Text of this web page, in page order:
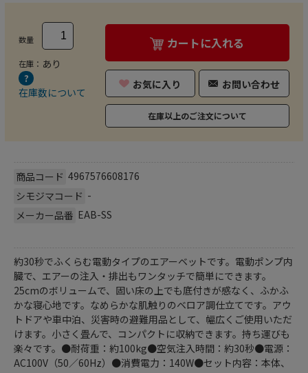
数量
在庫： あり
在庫数について
カートに入れる
お気に入り お問い合わせ
在庫以上のご注文について
商品コード 4967576608176
シモジマコード -
メーカー品番 EAB-SS
約30秒でふくらむ電動タイプのエアーベットです。電動ポンプ内
臓で、エアーの注入・排出もワンタッチで簡単にできます。
25cmのボリュームで、固い床の上でも底付きが感なく、ふかふ
かな寝心地です。なめらかな肌触りのベロア調仕立てです。アウ
トドアや車中泊、災害時の避難用品として、幅広くご使用いただ
けます。小さく畳んで、コンパクトに収納できます。持ち運びも
楽々です。●耐荷重：約100kg●空気注入時間：約30秒●電源：
AC100V（50／60Hz）●消費電力：140W●セット内容：本体、